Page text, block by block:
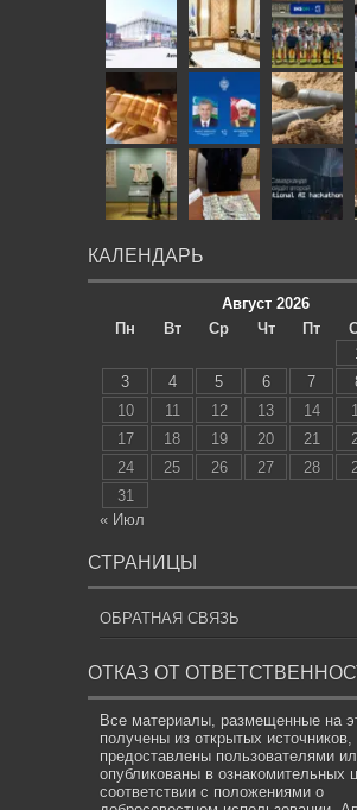
КАЛЕНДАРЬ
Август 2026
Пн
Вт Ср Чт Пт
3
4 5 6 7
10
11 12 13 14
17
18 19 20 21
24
25 26 27 28
31
« Июл
СТРАНИЦЫ
ОБРАТНАЯ СВЯЗЬ
ОТКАЗ ОТ
Все материалы, размещенные на
получены из открытых источников,
предоставлены пользователями
опубликованы в ознакомительных
соответствии с положениями о